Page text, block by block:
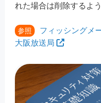
れた場合は削除するよ
参照
フィッシングメ
大阪放送局